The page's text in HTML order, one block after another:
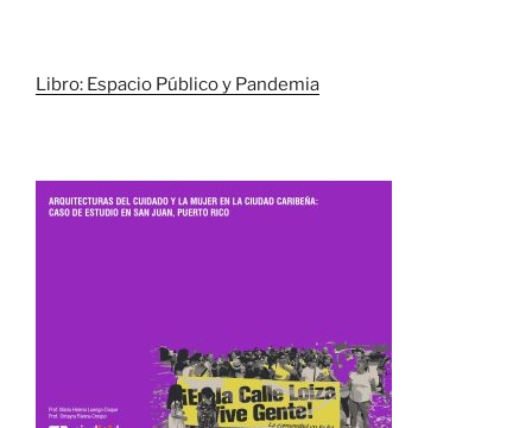
Libro: Espacio Público y Pandemia